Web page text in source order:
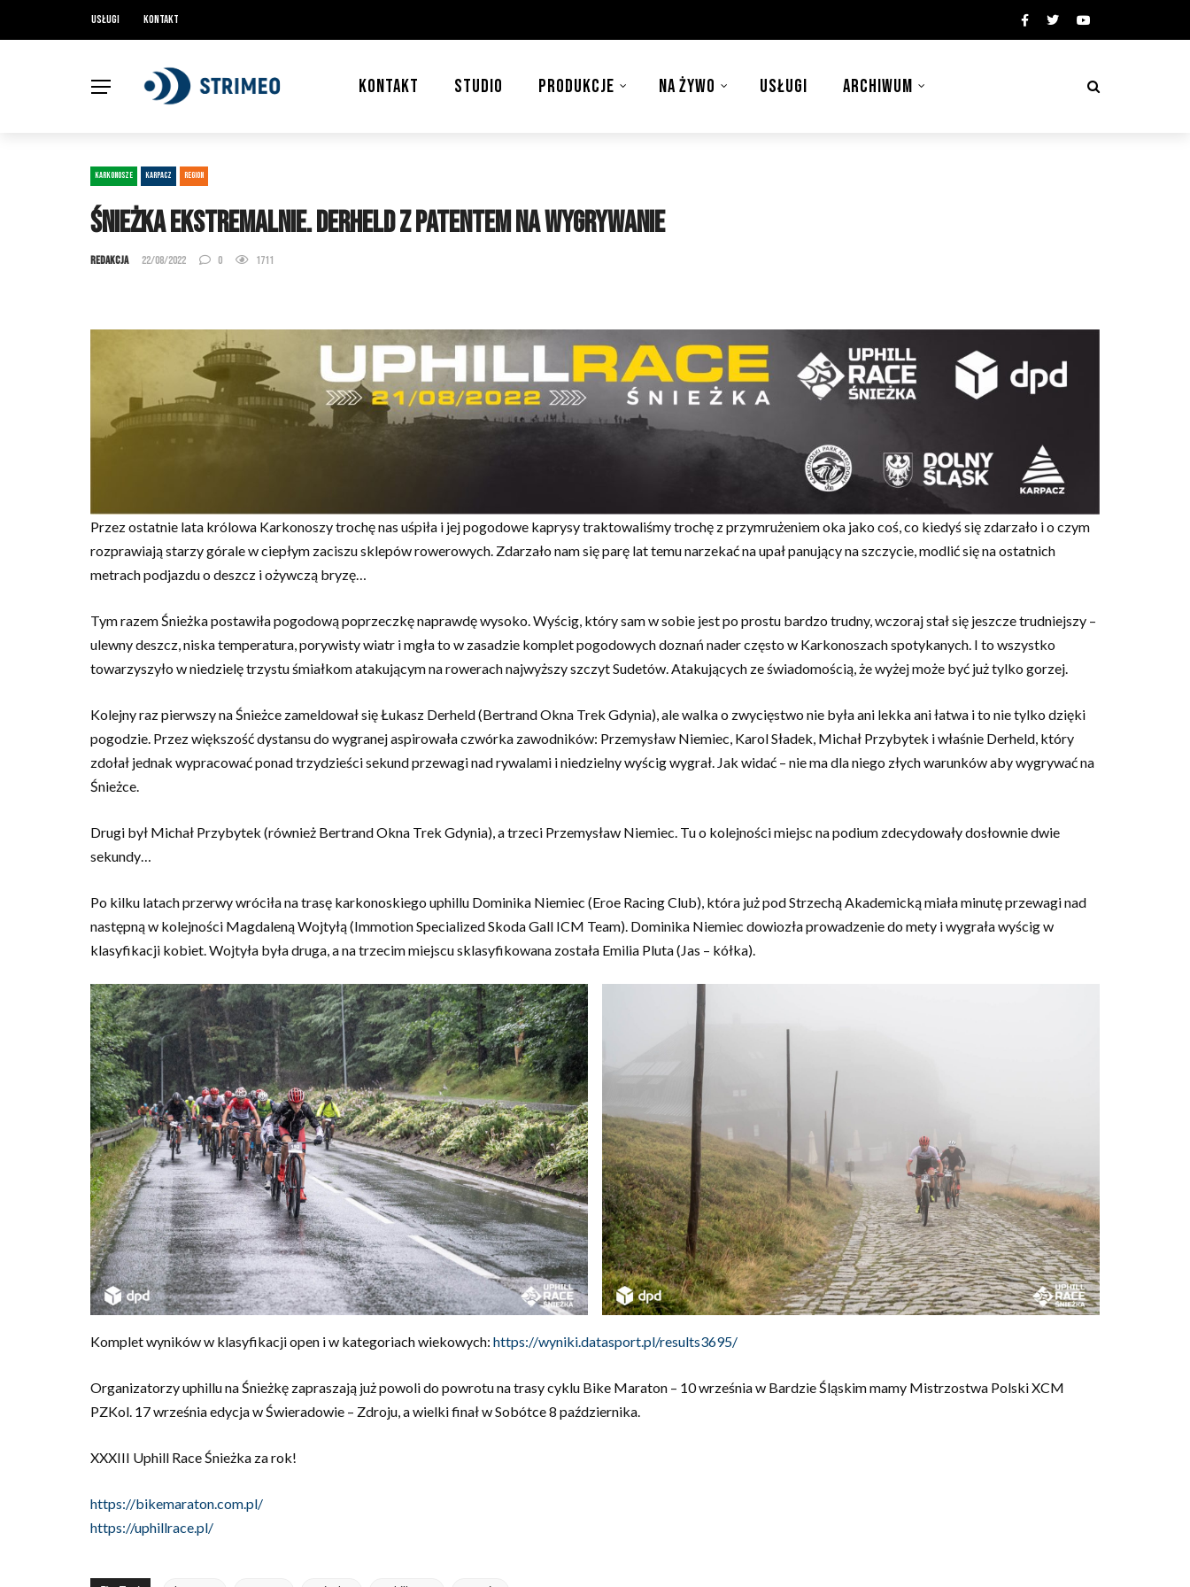
Usługi Kontakt
KONTAKT STUDIO PRODUKCJE NA ŻYWO USŁUGI ARCHIWUM
KARKONOSZE KARPACZ REGION
Śnieżka ekstremalnie. Derheld z patentem na wygrywanie
Redakcja 22/08/2022 0 1711
Przez ostatnie lata królowa Karkonoszy trochę nas uśpiła i jej pogodowe kaprysy traktowaliśmy trochę z przymrużeniem oka jako coś, co kiedyś się zdarzało i o czym
rozprawiają starzy górale w ciepłym zaciszu sklepów rowerowych. Zdarzało nam się parę lat temu narzekać na upał panujący na szczycie, modlić się na ostatnich
metrach podjazdu o deszcz i ożywczą bryzę…
Tym razem Śnieżka postawiła pogodową poprzeczkę naprawdę wysoko. Wyścig, który sam w sobie jest po prostu bardzo trudny, wczoraj stał się jeszcze trudniejszy –
ulewny deszcz, niska temperatura, porywisty wiatr i mgła to w zasadzie komplet pogodowych doznań nader często w Karkonoszach spotykanych. I to wszystko
towarzyszyło w niedzielę trzystu śmiałkom atakującym na rowerach najwyższy szczyt Sudetów. Atakujących ze świadomością, że wyżej może być już tylko gorzej.
Kolejny raz pierwszy na Śnieżce zameldował się Łukasz Derheld (Bertrand Okna Trek Gdynia), ale walka o zwycięstwo nie była ani lekka ani łatwa i to nie tylko dzięki
pogodzie. Przez większość dystansu do wygranej aspirowała czwórka zawodników: Przemysław Niemiec, Karol Sładek, Michał Przybytek i właśnie Derheld, który
zdołał jednak wypracować ponad trzydzieści sekund przewagi nad rywalami i niedzielny wyścig wygrał. Jak widać – nie ma dla niego złych warunków aby wygrywać na
Śnieżce.
Drugi był Michał Przybytek (również Bertrand Okna Trek Gdynia), a trzeci Przemysław Niemiec. Tu o kolejności miejsc na podium zdecydowały dosłownie dwie
sekundy…
Po kilku latach przerwy wróciła na trasę karkonoskiego uphillu Dominika Niemiec (Eroe Racing Club), która już pod Strzechą Akademicką miała minutę przewagi nad
następną w kolejności Magdaleną Wojtyłą (Immotion Specialized Skoda Gall ICM Team). Dominika Niemiec dowiozła prowadzenie do mety i wygrała wyścig w
klasyfikacji kobiet. Wojtyła była druga, a na trzecim miejscu sklasyfikowana została Emilia Pluta (Jas – kółka).
Komplet wyników w klasyfikacji open i w kategoriach wiekowych: https://wyniki.datasport.pl/results3695/
Organizatorzy uphillu na Śnieżkę zapraszają już powoli do powrotu na trasy cyklu Bike Maraton – 10 września w Bardzie Śląskim mamy Mistrzostwa Polski XCM
PZKol. 17 września edycja w Świeradowie – Zdroju, a wielki finał w Sobótce 8 października.
XXXIII Uphill Race Śnieżka za rok!
https://bikemaraton.com.pl/
https://uphillrace.pl/